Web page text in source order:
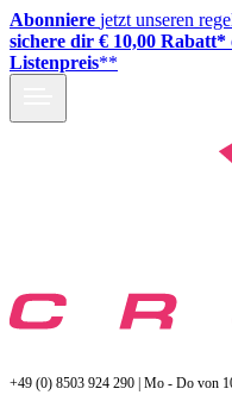
Abonniere jetzt unseren
sichere dir € 10,00
Listenpreis**
+49 (0) 8503 924 290 | Mo - Do von